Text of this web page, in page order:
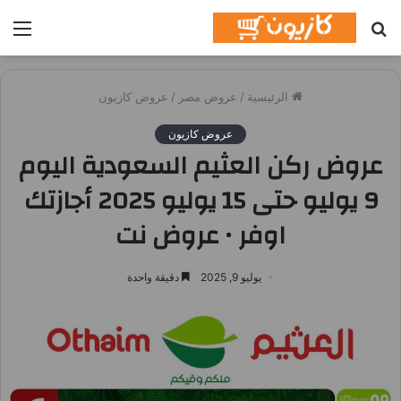
عن
الرئيسية / عروض مصر / عروض كازيون
عروض كازيون
عروض ركن العثيم السعودية اليوم
9 يوليو حتى 15 يوليو 2025 أجازتك
اوفر • عروض نت
يوليو 9, 2025 دقيقة واحدة